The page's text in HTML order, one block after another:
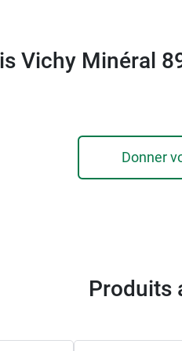
Vichy Minéral
Donner
Produits